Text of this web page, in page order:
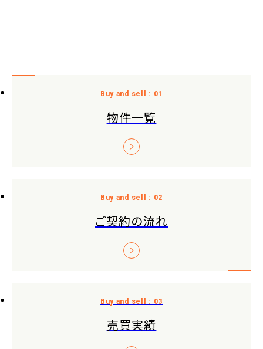
物件一覧
ご契約の流れ
売買実績